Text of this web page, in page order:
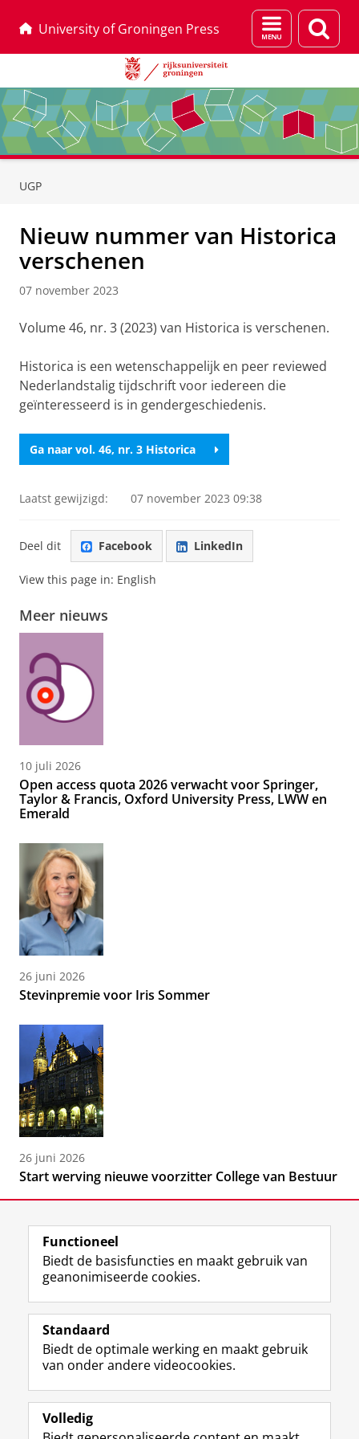
University of Groningen Press
Menu
en
UGP
Nieuw nummer van Historica
verschenen
07 november 2023
Volume 46, nr. 3 (2023) van Historica is verschenen.
Historica is een wetenschappelijk en peer reviewed
Nederlandstalig tijdschrift voor iedereen die
geïnteresseerd is in gendergeschiedenis.
Ga naar vol. 46, nr. 3 Historica
Laatst gewijzigd: 07 november 2023 09:38
Deel dit Facebook LinkedIn
View this page in: English
Meer nieuws
10 juli 2026
Open access quota 2026 verwacht voor Springer,
Taylor & Francis, Oxford University Press, LWW en
Emerald
26 juni 2026
Stevinpremie voor Iris Sommer
26 juni 2026
Start werving nieuwe voorzitter College van Bestuur
Volg de RUG
F
a
e
b
o
p
L
i
k
e
I
-
R
S
-
f
e
R
I
n
t
r
m
Y
o
T
e
k
Studiekiezers
Alumni
Functioneel
Biedt de basisfuncties en maakt gebruik van
geanonimiseerde cookies.
Standaard
Biedt de optimale werking en maakt gebruik
van onder andere videocookies.
Volledig